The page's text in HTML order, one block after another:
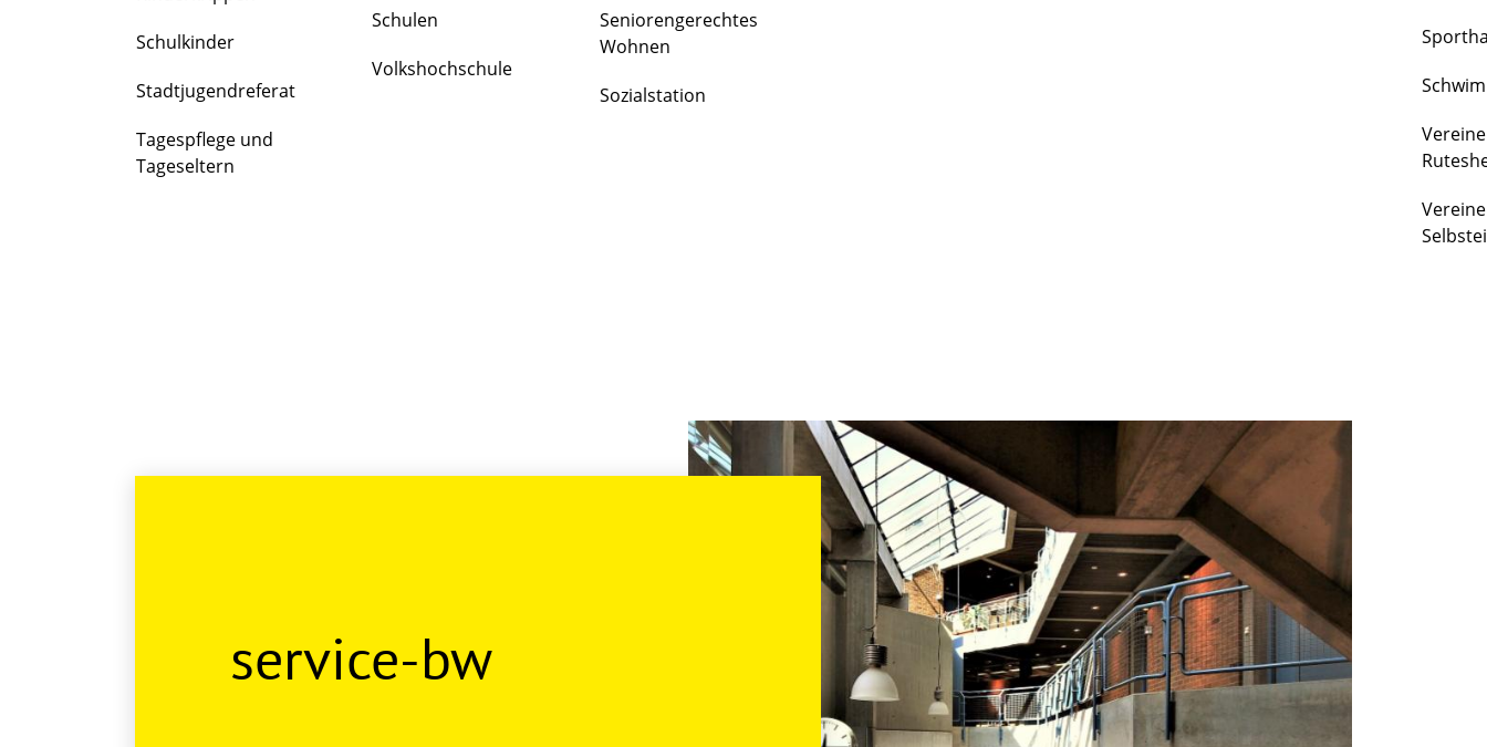
BILDUNG
Schulkinder
Stadtjugendreferat
Tagespflege und
Tageseltern
Schulen
Volkshochschule
Seniorengerechtes
Wohnen
Sozialstation
Vereine
service-bw